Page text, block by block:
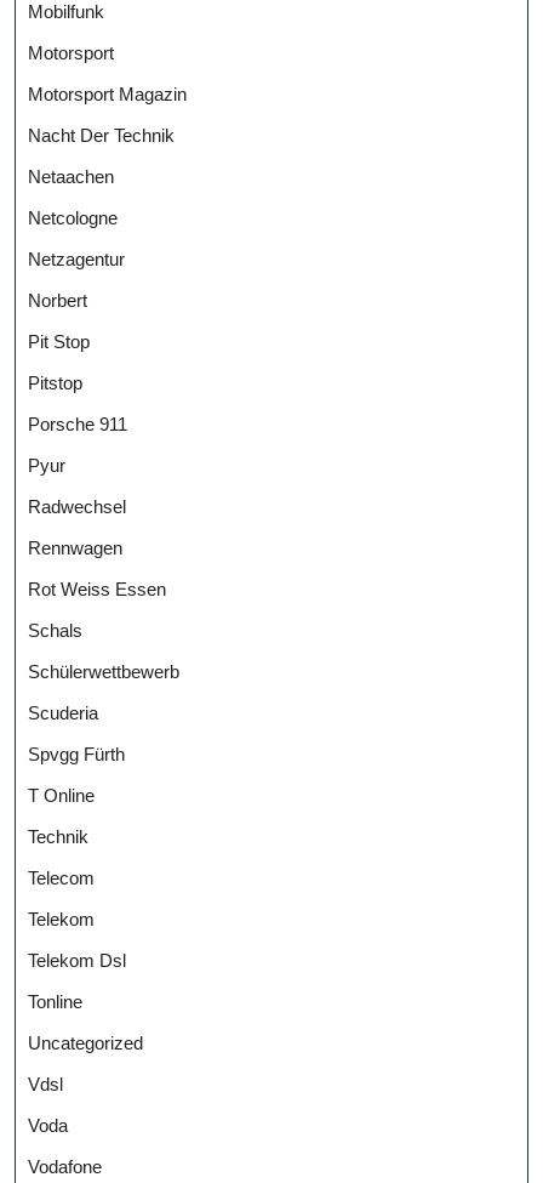
Mobilfunk
Motorsport
Motorsport Magazin
Nacht Der Technik
Netaachen
Netcologne
Netzagentur
Norbert
Pit Stop
Pitstop
Porsche 911
Pyur
Radwechsel
Rennwagen
Rot Weiss Essen
Schals
Schülerwettbewerb
Scuderia
Spvgg Fürth
T Online
Technik
Telecom
Telekom
Telekom Dsl
Tonline
Uncategorized
Vdsl
Voda
Vodafone